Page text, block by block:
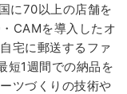
に70以上の店舗を
CAMを導入したオ
宅に郵送するファ
短1週間での納品を
ツづくりの技術や